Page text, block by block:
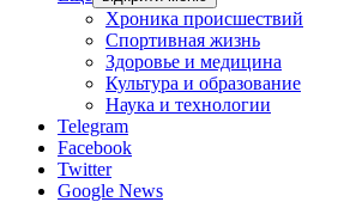
Хроника происшествий
Спортивная жизнь
Здоровье и медицина
Культура и образование
Наука и технологии
Telegram
Facebook
Twitter
Google News